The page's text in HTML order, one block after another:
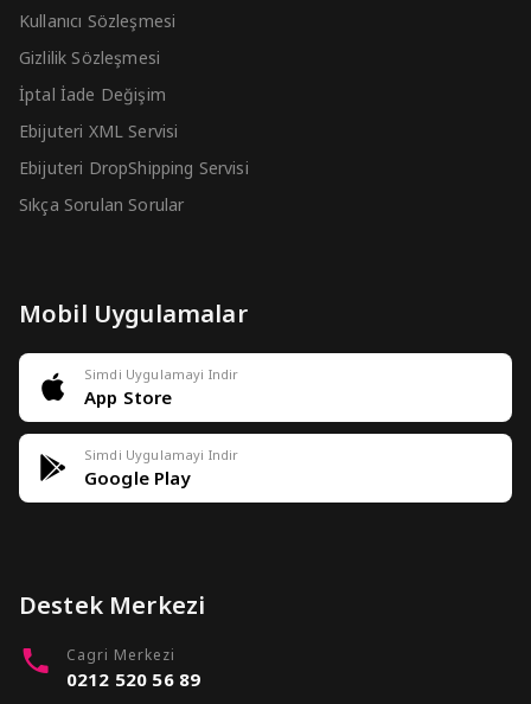
Kullanıcı Sözleşmesi
Gizlilik Sözleşmesi
İptal İade Değişim
Ebijuteri XML Servisi
Ebijuteri DropShipping Servisi
Sıkça Sorulan Sorular
Mobil Uygulamalar
Simdi Uygulamayi Indir
App Store
Simdi Uygulamayi Indir
Google Play
Destek Merkezi
Cagri Merkezi
0212 520 56 89